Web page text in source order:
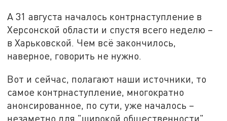
А 31 августа началось контрнаступление в
Херсонской области и спустя всего неделю –
в Харьковской. Чем всё закончилось,
наверное, говорить не нужно.
Вот и сейчас, полагают наши источники, то
самое контрнаступление, многократно
анонсированное, по сути, уже началось –
незаметно для "широкой общественности".